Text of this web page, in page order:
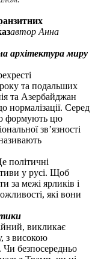
автор Анна
архітектура миру
та подальших
та Азербайджан
нормалізації. Серед
формують цю
зв’язності
політичні
у русі. Щоб
за межі ярликів і
які вони
викликає
з високою
безпосередньо